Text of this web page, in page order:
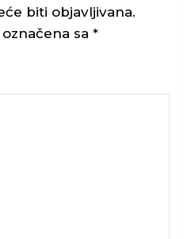
biti objavljivana.
sa *